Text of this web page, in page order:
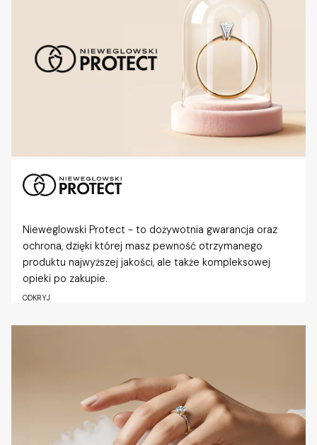
Nieweglowski Protect - to dożywotnia gwarancja oraz
ochrona, dzięki której masz pewność otrzymanego
produktu najwyższej jakości, ale także kompleksowej
opieki po zakupie.
ODKRYJ